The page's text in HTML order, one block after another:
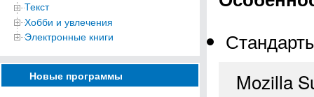
Текст
Хобби и увлечения
Электронные книги
Новые программы
Mozilla